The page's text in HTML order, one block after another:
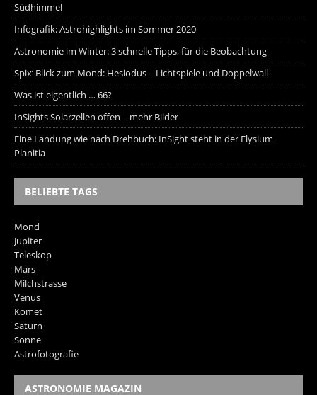
Südhimmel
Infografik: Astrohighlights im Sommer 2020
Astronomie im Winter: 3 schnelle Tipps, für die Beobachtung
Spix‘ Blick zum Mond: Hesiodus – Lichtspiele und Doppelwall
Was ist eigentlich … 66?
InSights Solarzellen offen – mehr Bilder
Eine Landung wie nach Drehbuch: InSight steht in der Elysium
Planitia
BELIEBTE TAGS
Mond
Jupiter
Teleskop
Mars
Milchstrasse
Venus
Komet
Saturn
Sonne
Astrofotografie
ASTRONOMIE MAGAZIN